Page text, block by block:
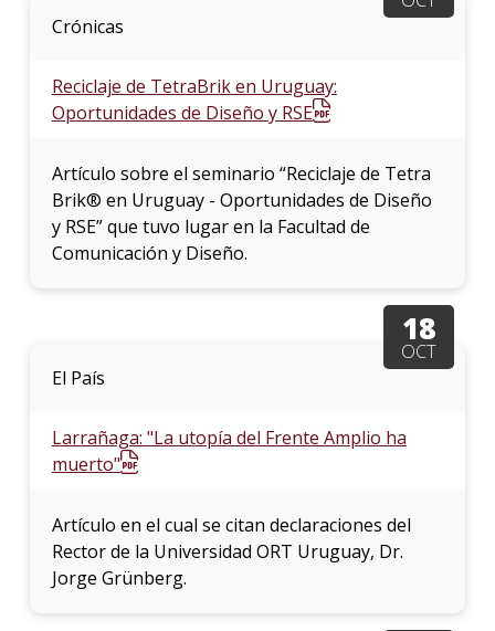
Crónicas
Reciclaje de TetraBrik en Uruguay:
Oportunidades de Diseño y RSE
Artículo sobre el seminario “Reciclaje de Tetra
Brik® en Uruguay - Oportunidades de Diseño
y RSE” que tuvo lugar en la Facultad de
Comunicación y Diseño.
18
OCT
El País
Larrañaga: "La utopía del Frente Amplio ha
muerto"
Artículo en el cual se citan declaraciones del
Rector de la Universidad ORT Uruguay, Dr.
Jorge Grünberg.